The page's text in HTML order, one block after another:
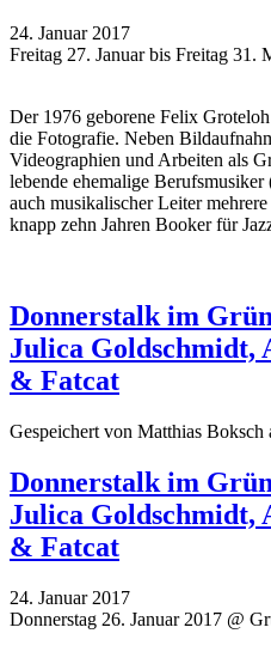
24. Januar 2017
Freitag 27. Januar bis Freitag
Der 1976 geborene Felix
die Fotografie. Neben
Videographien und Arbeiten als
lebende ehemalige
auch musikalischer Leiter
knapp zehn Jahren Booker für
Donnerstalk im
Julica Goldschmidt,
& Fatcat
Gespeichert von Matthias Boksch
Donnerstalk im
Julica Goldschmidt,
& Fatcat
24. Januar 2017
Donnerstag 26. Januar 2017 @